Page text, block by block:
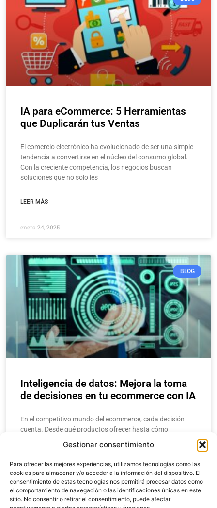
Gestionar consentimiento
Para ofrecer las mejores experiencias, utilizamos tecnologías como las
cookies para almacenar y/o acceder a la información del dispositivo. El
consentimiento de estas tecnologías nos permitirá procesar datos como
el comportamiento de navegación o las identificaciones únicas en este
sitio. No consentir o retirar el consentimiento, puede afectar
IA para eCommerce: 5 Herramientas
que Duplicarán tus Ventas
El comercio electrónico ha evolucionado de ser una simple
tendencia a convertirse en el núcleo del consumo global.
Con la creciente competencia, los negocios buscan
soluciones que no solo les
LEER MÁS
enero 24, 2025
BLOG
Inteligencia de datos: Mejora la toma
de decisiones en tu ecommerce con IA
En el competitivo mundo del ecommerce, cada decisión
cuenta. Desde qué productos ofrecer hasta cómo
emprendedores y gerentes necesitan respuestas rápidas y
LEER MÁS